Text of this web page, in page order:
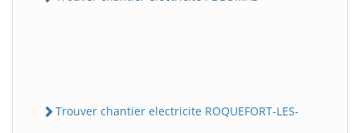
Trouver chantier electricite ROQUEFORT-LES-